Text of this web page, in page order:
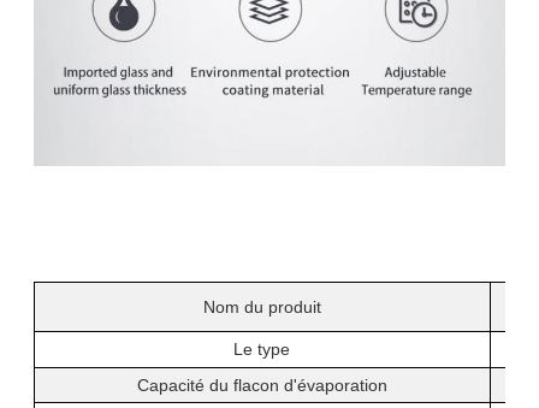
Nom du produit
Le type
Capacité du flacon d'évaporation